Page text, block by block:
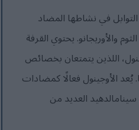
26 نوعًا من التوابل في نشاطها المضاد
والأوريجانو. يحتوي القرفة
اللذين يتمتعان بخصائص
يُعد الأوجينول فعالًا كمضادات
سينامالدهيد العديد من